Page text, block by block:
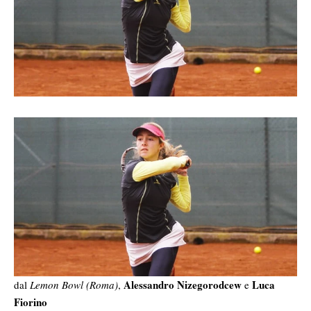
dal Lemon Bowl (Roma), Alessandro Nizegorodcew e Luca
Fiorino